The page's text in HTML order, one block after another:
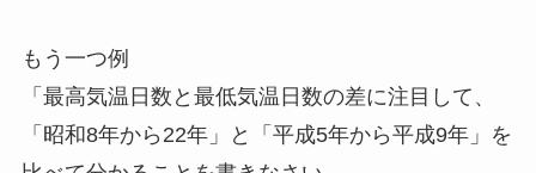
もう一つ例
「最高気温日数と最低気温日数の差に注目して、
「昭和8年から22年」と「平成5年から平成9年」を